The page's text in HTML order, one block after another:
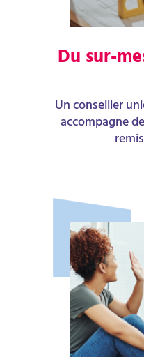
Du sur-
Un conseiller
accompagne